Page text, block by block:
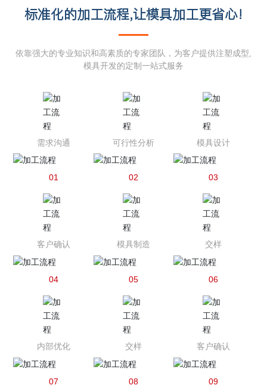
标准化的加工流程,让模具加工更省心!
依靠强大的专业知识和高素质的专家团队，为客户提供注塑成型,
模具开发的定制一站式服务
需求沟通
01
可行性分析
02
模具设计
03
客户确认
04
模具制造
05
交样
06
内部优化
07
交样
08
客户确认
09